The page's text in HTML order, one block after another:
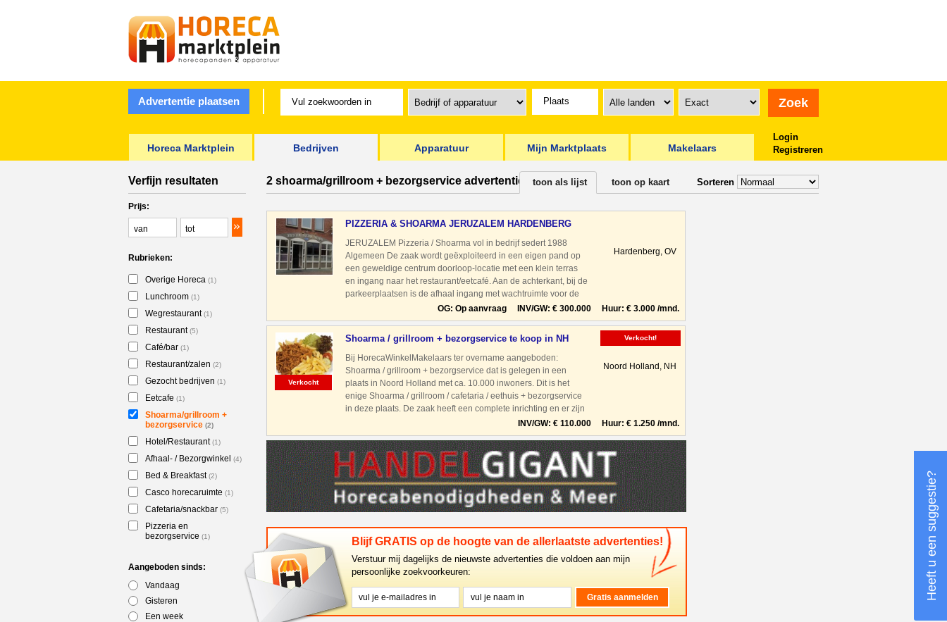
Advertentie plaatsen
Horeca Marktplein Bedrijven Apparatuur Mijn Marktplaats Makelaars
Login
Registreren
Verfijn resultaten
Prijs:
Rubrieken:
Overige Horeca (1)
Lunchroom (1)
Wegrestaurant(1)
Restaurant(5)
Café/bar (1)
Restaurant/zalen (2)
Gezocht bedrijven (1)
Eetcafe (1)
Shoarma/grillroom +
bezorgservice (2)
Hotel/Restaurant(1)
Afhaal- / Bezorgwinkel (4)
Bed & Breakfast(2)
Casco horecaruimte (1)
Cafetaria/snackbar (5)
Pizzeria en
bezorgservice (1)
Aangeboden sinds:
Vandaag
Gisteren
Een week
2 shoarma/grillroom + bezorgservice advertenties Sorteren
toon als lijst toon op kaart
PIZZERIA & SHOARMA JERUZALEM HARDENBERG
JERUZALEM Pizzeria / Shoarma vol in bedrijf sedert 1988
Algemeen De zaak wordt geëxploiteerd in een eigen pand op
een geweldige centrum doorloop-locatie met een klein terras
en ingang naar het restaurant/eetcafé. Aan de achterkant, bij de
parkeerplaatsen is de afhaal ingang met wachtruimte voor de
afhaal. Bezorging is vanuit de keuken
Hardenberg, OV
OG: Op aanvraag INV/GW: € 300.000 Huur: € 3.000 /mnd.
Verkocht
Shoarma / grillroom + bezorgservice te koop in NH
Bij HorecaWinkelMakelaars ter overname aangeboden:
Shoarma / grillroom + bezorgservice dat is gelegen in een
plaats in Noord Holland met ca. 10.000 inwoners. Dit is het
enige Shoarma / grillroom / cafetaria / eethuis + bezorgservice
in deze plaats. De zaak heeft een complete inrichting en er zijn
geen verplichtingen. Binnen zijn ongeveer 50 zitplaa
Noord Holland, NH
INV/GW: € 110.000 Huur: € 1.250 /mnd.
Verkocht!
Blijf GRATIS op de hoogte van de allerlaatste advertenties!
Verstuur mij dagelijks de nieuwste advertenties die voldoen aan mijn
persoonlijke zoekvoorkeuren:
Heeft u een suggestie?